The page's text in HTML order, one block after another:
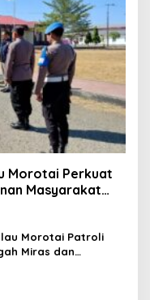
Morotai Perkuat
Masyarakat
Morotai Patroli
Miras dan